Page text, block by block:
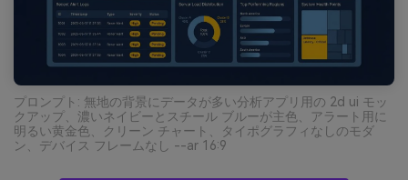
プロンプト: 無地の背景にデータが多い分析アプリ用の 2d ui モッ
クアップ、濃いネイビーとスチール ブルーが主色、アラート用に
明るい黄金色、クリーン チャート、タイポグラフィなしのモダ
ン、デバイス フレームなし --ar 16:9